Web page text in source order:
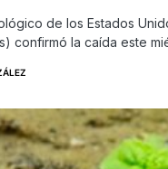
de los Estados
confirmó la caída este